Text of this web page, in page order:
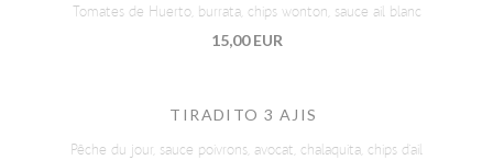
Tomates de Huerto, burrata, chips wonton, sauce ail blanc
15,00 EUR
TIRADITO 3 AJIS
Pêche du jour, sauce poivrons, avocat, chalaquita, chips d'ail